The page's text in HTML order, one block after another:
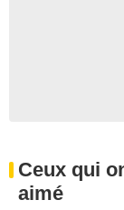
Ceux qui
aimé